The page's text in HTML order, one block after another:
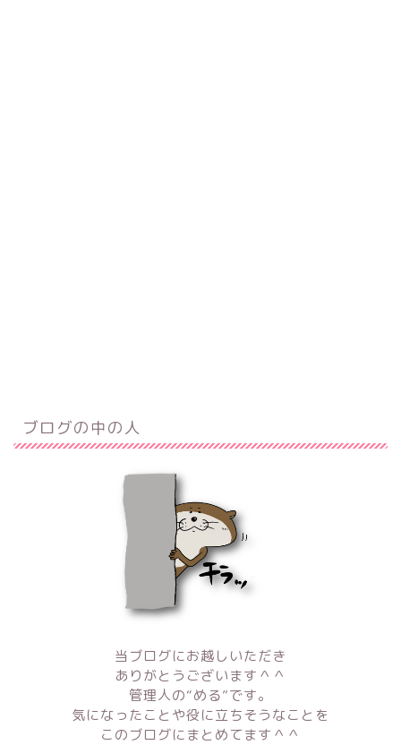
ブログの中の人
当ブログにお越しいただき
ありがとうございます＾＾
管理人の“める”です。
気になったことや役に立ちそうなことを
このブログにまとめてます＾＾